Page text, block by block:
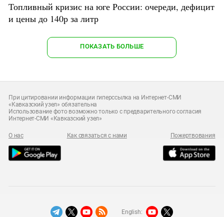
Топливный кризис на юге России: очереди, дефицит
и цены до 140р за литр
ПОКАЗАТЬ БОЛЬШЕ
При цитировании информации гиперссылка на Интернет-СМИ
«Кавказский узел» обязательна
Использование фото возможно только с предварительного согласия
Интернет-СМИ «Кавказский узел»
О нас Как связаться с нами Пожертвования
English: